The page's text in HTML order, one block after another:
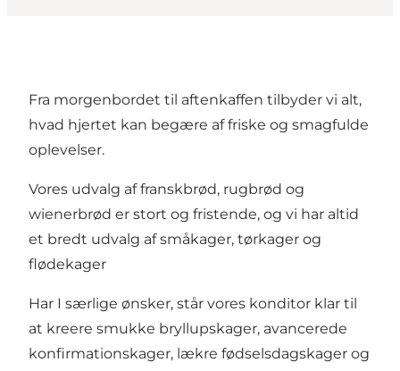
Fra morgenbordet til aftenkaffen tilbyder vi alt,
hvad hjertet kan begære af friske og smagfulde
oplevelser.
Vores udvalg af franskbrød, rugbrød og
wienerbrød er stort og fristende, og vi har altid
et bredt udvalg af småkager, tørkager og
flødekager
Har I særlige ønsker, står vores konditor klar til
at kreere smukke bryllupskager, avancerede
konfirmationskager, lækre fødselsdagskager og